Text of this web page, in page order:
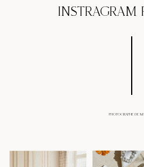
INSTRAGRAM
PHOTOGRAPHE DE